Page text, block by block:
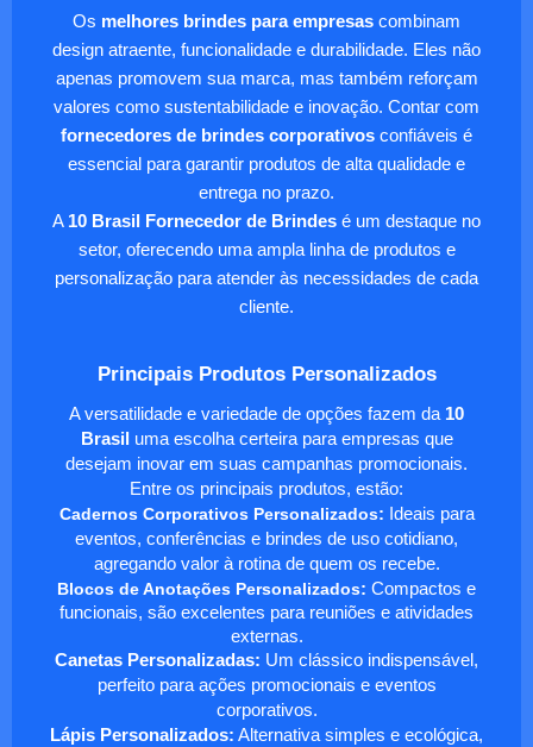
Os melhores brindes para empresas combinam
design atraente, funcionalidade e durabilidade. Eles não
apenas promovem sua marca, mas também reforçam
valores como sustentabilidade e inovação. Contar com
fornecedores de brindes corporativos confiáveis é
essencial para garantir produtos de alta qualidade e
entrega no prazo.
A 10 Brasil Fornecedor de Brindes é um destaque no
setor, oferecendo uma ampla linha de produtos e
personalização para atender às necessidades de cada
cliente.
Principais Produtos Personalizados
A versatilidade e variedade de opções fazem da 10
Brasil uma escolha certeira para empresas que
desejam inovar em suas campanhas promocionais.
Entre os principais produtos, estão:
Cadernos Corporativos Personalizados: Ideais para
eventos, conferências e brindes de uso cotidiano,
agregando valor à rotina de quem os recebe.
Blocos de Anotações Personalizados: Compactos e
funcionais, são excelentes para reuniões e atividades
externas.
Canetas Personalizadas: Um clássico indispensável,
perfeito para ações promocionais e eventos
corporativos.
Lápis Personalizados: Alternativa simples e ecológica,